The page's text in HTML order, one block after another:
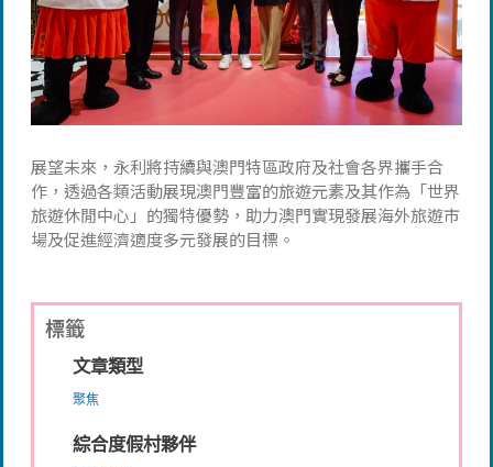
展望未來，永利將持續與澳門特區政府及社會各界攜手合
作，透過各類活動展現澳門豐富的旅遊元素及其作為「世界
旅遊休閒中心」的獨特優勢，助力澳門實現發展海外旅遊市
場及促進經濟適度多元發展的目標。
標籤
文章類型
聚焦
綜合度假村夥伴